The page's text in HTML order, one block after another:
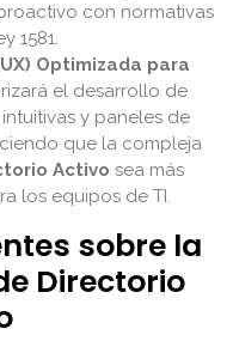
con normativas
1581.
Optimizada para
el desarrollo de
y paneles de
que la compleja
Activo sea más
los equipos de TI.
sobre la
Directorio